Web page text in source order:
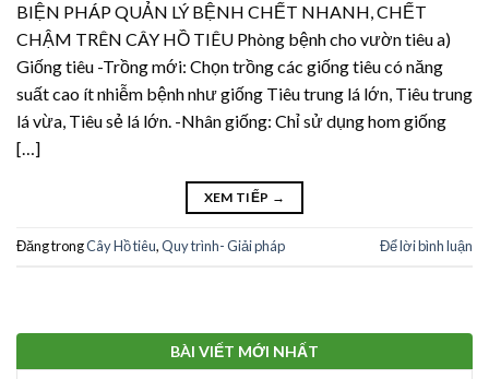
BIỆN PHÁP QUẢN LÝ BỆNH CHẾT NHANH, CHẾT
CHẬM TRÊN CÂY HỒ TIÊU Phòng bệnh cho vườn tiêu a)
Giống tiêu -Trồng mới: Chọn trồng các giống tiêu có năng
suất cao ít nhiễm bệnh như giống Tiêu trung lá lớn, Tiêu trung
lá vừa, Tiêu sẻ lá lớn. -Nhân giống: Chỉ sử dụng hom giống
[…]
XEM TIẾP →
Đăng trongCây Hồ tiêu,Quy trình- Giải pháp Để lời bình luận
BÀI VIẾT MỚI NHẤT